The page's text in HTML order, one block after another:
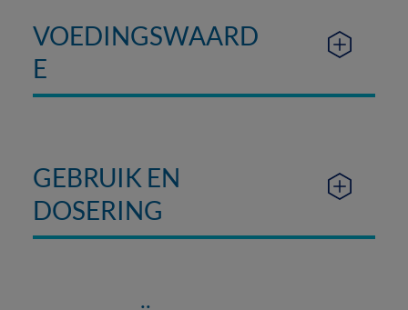
VOEDINGSWAARD
E
GEBRUIK EN
DOSERING